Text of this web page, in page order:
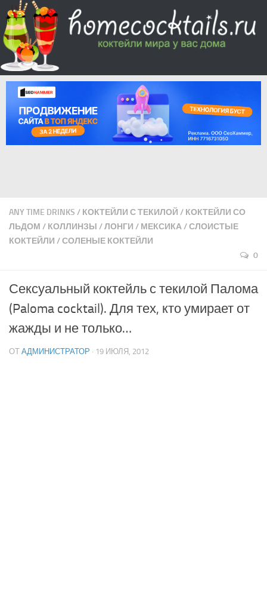
ANY TIME DRINKS / КОКТЕЙЛИ С ТЕКИЛОЙ / КОКТЕЙЛИ СО
ЛЬДОМ / КОЛЛИНЗЫ /ЛОНГИ / МЕКСИКА/СЛОИСТЫЕ
КОКТЕЙЛИ /СОЛЕНЫЕ КОКТЕЙЛИ
0
Сексуальный коктейль с текилой Палома
(Paloma cocktail). Для тех, кто умирает от
жажды и не только…
ОТ АДМИНИСТРАТОР · 19 ИЮЛЯ, 2012